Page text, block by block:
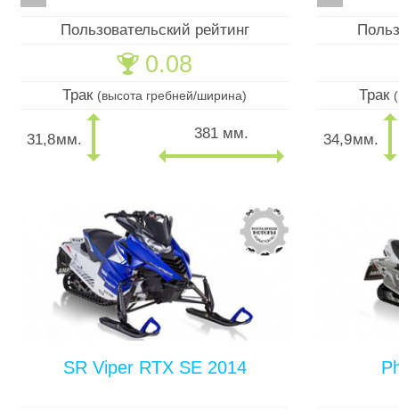
Пользовательский рейтинг
🏆 0.08
Трак (высота гребней/ширина)
31,8мм. 381 мм.
Трак
34,9мм.
SR Viper RTX SE 2014